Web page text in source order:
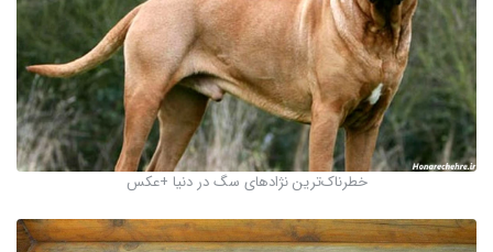
خطرناک‌ترین نژادهای سگ در دنیا +عکس